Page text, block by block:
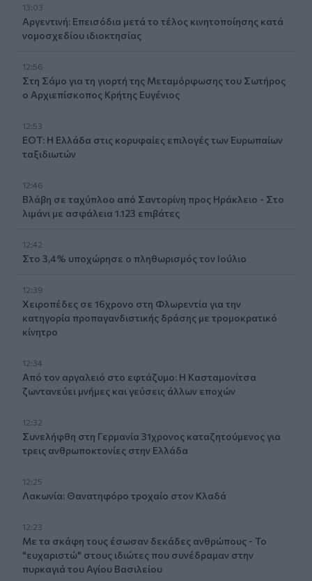
13:03
Αργεντινή: Επεισόδια μετά το τέλος κινητοποίησης κατά
νομοσχεδίου ιδιοκτησίας
12:56
Στη Σάμο για τη γιορτή της Μεταμόρφωσης του Σωτήρος
ο Αρχιεπίσκοπος Κρήτης Ευγένιος
12:53
ΕΟΤ: Η Ελλάδα στις κορυφαίες επιλογές των Ευρωπαίων
ταξιδιωτών
12:46
Βλάβη σε ταχύπλοο από Σαντορίνη προς Ηράκλειο - Στο
λιμάνι με ασφάλεια 1.123 επιβάτες
12:42
Στο 3,4% υποχώρησε ο πληθωρισμός τον Ιούλιο
12:39
Xειροπέδες σε 16χρονο στη Φλωρεντία για την
κατηγορία προπαγανδιστικής δράσης με τρομοκρατικό
κίνητρο
12:34
Από τον αργαλειό στο εφτάζυμο: Η Κασταμονίτσα
ζωντανεύει μνήμες και γεύσεις άλλων εποχών
12:32
Συνελήφθη στη Γερμανία 31χρονος καταζητούμενος για
τρεις ανθρωποκτονίες στην Ελλάδα
12:25
Λακωνία: Θανατηφόρο τροχαίο στον Κλαδά
12:23
Με τα σκάφη τους έσωσαν δεκάδες ανθρώπους - Το
"ευχαριστώ" στους ιδιώτες που συνέδραμαν στην
πυρκαγιά του Αγίου Βασιλείου